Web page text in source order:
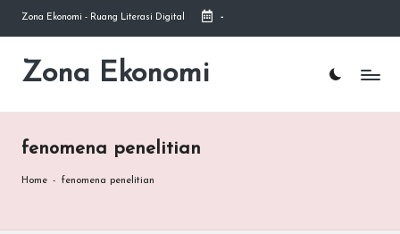
Skip
content
Zona Ekonomi - Ruang Literasi Digital -
Zona Ekonomi
Ruang
fenomena penelitian
Home - fenomena penelitian